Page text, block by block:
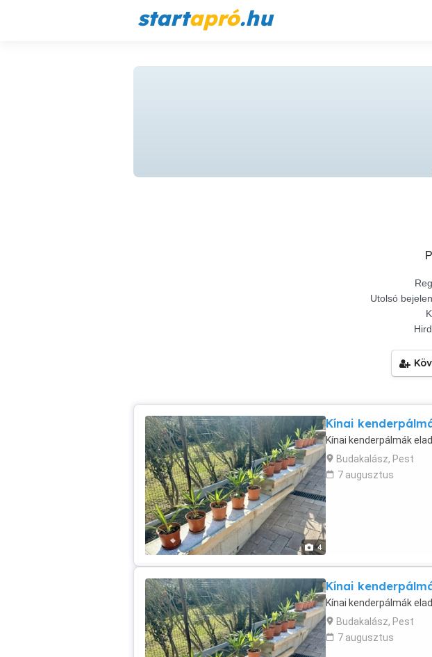
startapró.hu
Utolsó
4
Kínai
Kínai kenderpálmák
Budakalász, Pest
7 augusztus
Kínai
Kínai kenderpálmák
Budakalász, Pest
7 augusztus